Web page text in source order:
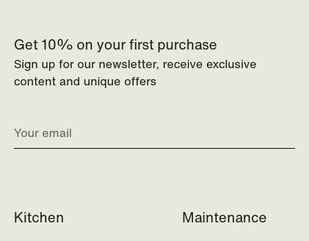
Get 10% on your first purchase
Sign up for our newsletter, receive exclusive
content and unique offers
Kitchen Maintenance